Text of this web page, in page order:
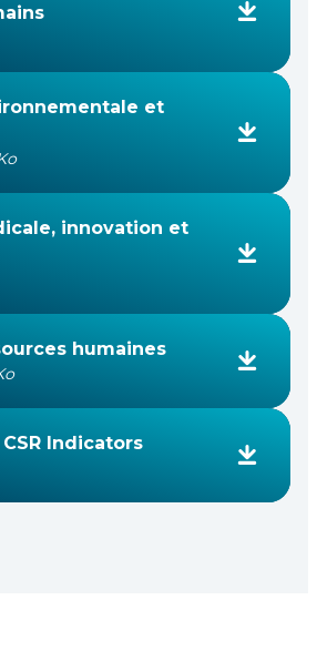
et
innovation et
humaines
Indicators